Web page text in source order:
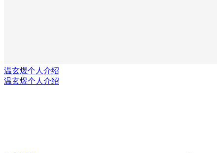
温玄煜个人介绍
温玄煜个人介绍